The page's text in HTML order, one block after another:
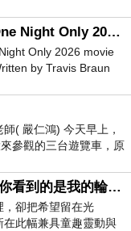
電影一夜限定2026 One Night Only 2026 movie
Only 2026 movie
by Travis Braun
師( 嚴仁鴻) 今天早上，
參觀的三台遊覽車，原
下來，卻發
當代藝術家盧嵐新：你看到的是我的輪廓，還是你的故事？——藏在藍色裡的希望與光
卻把希望留在光
此幅兼具童趣靈動與